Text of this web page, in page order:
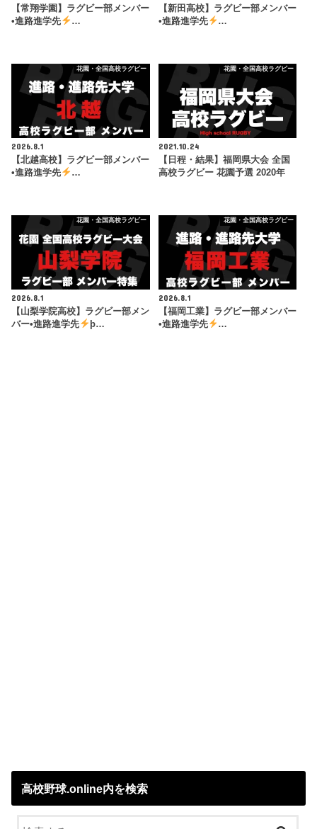
【常翔学園】ラグビー部メンバー
•進路進学先
…
【新田高校】ラグビー部メンバー
•進路進学先
…
花園・全国高校ラグビー
2026.8.1
【北越高校】ラグビー部メンバー
•進路進学先
…
花園・全国高校ラグビー
2021.10.24
【日程・結果】福岡県大会 全国
高校ラグビー 花園予選 2020年
花園・全国高校ラグビー
2026.8.1
【山梨学院高校】ラグビー部メン
バー•進路進学先
þ…
花園・全国高校ラグビー
2026.8.1
【福岡工業】ラグビー部メンバー
•進路進学先
…
高校野球.online内を検索